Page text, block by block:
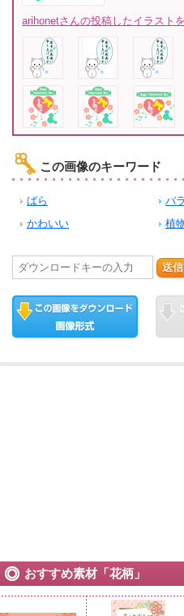
arihonetさんの投稿したイラスト
この画像のキーワード
ばら バラ
かわいい
植
送信
おすすめ素材「花柄」